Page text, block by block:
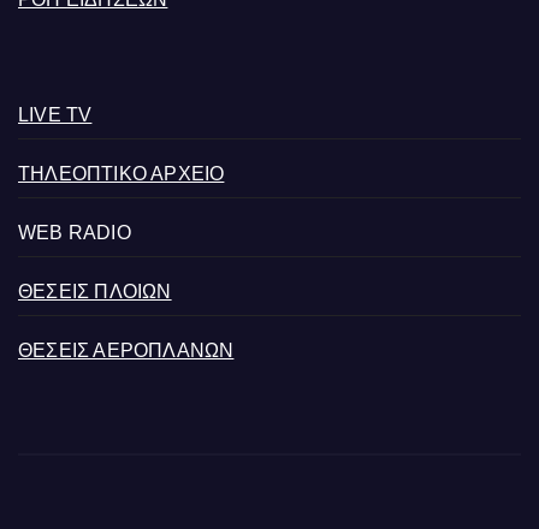
LIVE TV
ΤΗΛΕΟΠΤΙΚΟ ΑΡΧΕΙΟ
WEB RADIO
ΘΕΣΕΙΣ ΠΛΟΙΩΝ
ΘΕΣΕΙΣ ΑΕΡΟΠΛΑΝΩΝ